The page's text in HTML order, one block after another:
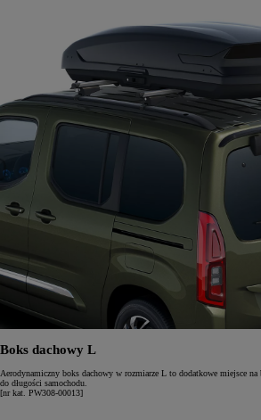
Boks dachowy L
Aerodynamiczny boks dachowy w rozmiarze L to dodatkowe miejsce na
do długości samochodu.
[nr kat. PW308-00013]